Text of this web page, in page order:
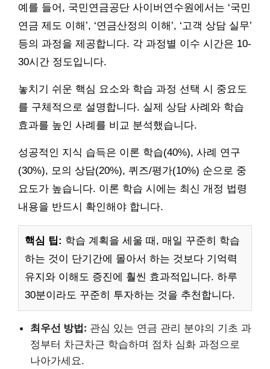
예를 들어, 국민연금공단 사이버연수원에서는 ‘국민
연금 제도 이해’, ‘연금산정의 이해’, ‘고객 상담 실무’
등의 과정을 제공합니다. 각 과정별 이수 시간은 10-
30시간 정도입니다.
놓치기 쉬운 핵심 요소와 학습 과정 선택 시 중요도
를 구체적으로 설명합니다. 실제 상담 사례와 학습
효과를 높인 사례를 비교 분석했습니다.
성공적인 지식 습득은 이론 학습(40%), 사례 연구
(30%), 모의 상담(20%), 퀴즈/평가(10%) 순으로 중
요도가 높습니다. 이론 학습 시에는 최신 개정 법령
내용을 반드시 확인해야 합니다.
핵심 팁: 학습 계획을 세울 때, 매일 꾸준히 학습
하는 것이 단기간에 몰아서 하는 것보다 기억력
유지와 이해도 증진에 훨씬 효과적입니다. 하루
30분이라도 꾸준히 투자하는 것을 추천합니다.
최우선 방법: 관심 있는 연금 관리 분야의 기초 과
정부터 차근차근 학습하며 점차 심화 과정으로
나아가세요.